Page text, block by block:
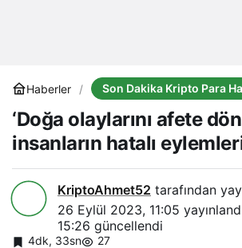
Haberler Son Dakika Kripto Para
‘Doğa olaylarını afete
insanların hatalı
KriptoAhmet52 tarafından
26 Eylül 2023, 11:05
15:26 güncellendi
4dk, 33sn 27